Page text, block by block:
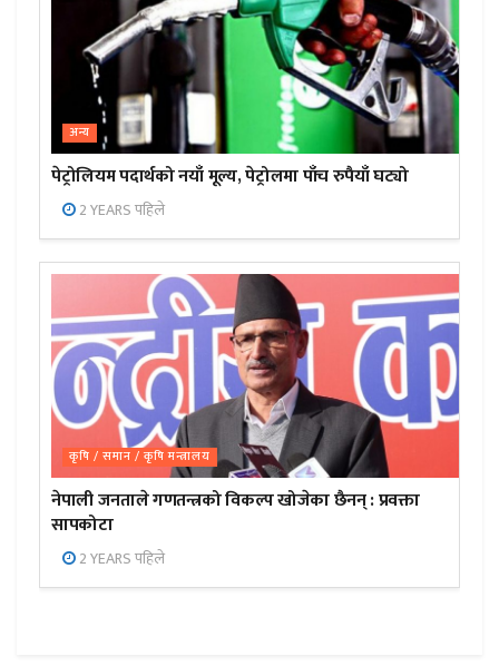
अन्य
पेट्रोलियम पदार्थको नयाँ मूल्य, पेट्रोलमा पाँच रुपैयाँ घट्यो
2 YEARS पहिले
कृषि / समान / कृषि मन्त्रालय
नेपाली जनताले गणतन्त्रको विकल्प खोजेका छैनन् : प्रवक्ता
सापकोटा
2 YEARS पहिले